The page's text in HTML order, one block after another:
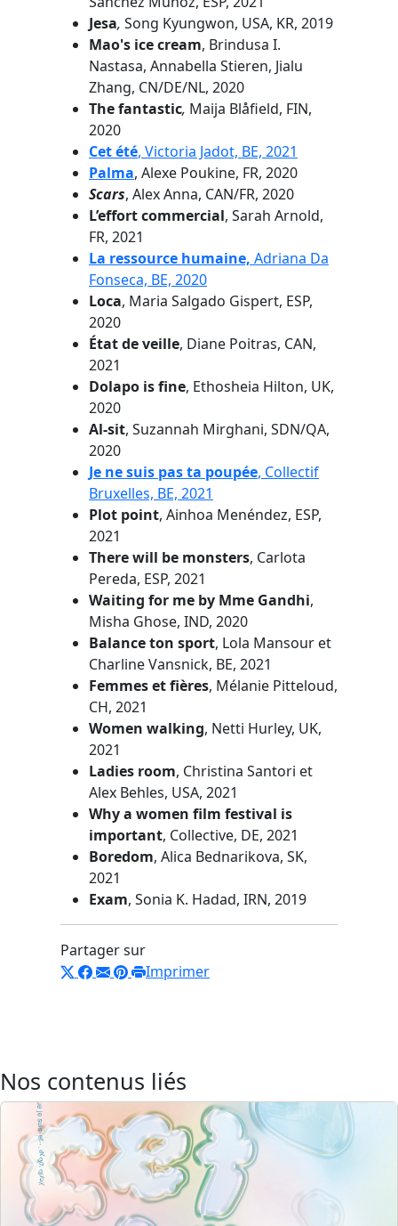
Jesa, Song Kyungwon, USA, KR, 2019
Mao's ice cream, Brindusa I.
Nastasa, Annabella Stieren, Jialu
Zhang, CN/DE/NL, 2020
The fantastic, Maija Blåfield, FIN,
2020
Cet été, Victoria Jadot, BE, 2021
Palma, Alexe Poukine, FR, 2020
Scars, Alex Anna, CAN/FR, 2020
L’effort commercial, Sarah Arnold,
FR, 2021
La ressource humaine, Adriana Da
Fonseca, BE, 2020
Loca, Maria Salgado Gispert, ESP,
2020
État de veille, Diane Poitras, CAN,
2021
Dolapo is fine, Ethosheia Hilton, UK,
2020
Al-sit, Suzannah Mirghani, SDN/QA,
2020
Je ne suis pas ta poupée, Collectif
Bruxelles, BE, 2021
Plot point, Ainhoa Menéndez, ESP,
2021
There will be monsters, Carlota
Pereda, ESP, 2021
Waiting for me by Mme Gandhi,
Misha Ghose, IND, 2020
Balance ton sport, Lola Mansour et
Charline Vansnick, BE, 2021
Femmes et fières, Mélanie Pitteloud,
CH, 2021
Women walking, Netti Hurley, UK,
2021
Ladies room, Christina Santori et
Alex Behles, USA, 2021
Why a women film festival is
important, Collective, DE, 2021
Boredom, Alica Bednarikova, SK,
2021
Exam, Sonia K. Hadad, IRN, 2019
Partager sur
Imprimer
Nos contenus liés